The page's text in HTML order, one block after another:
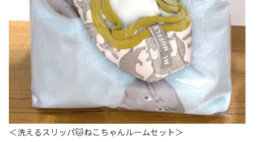
＜洗えるスリッパ🐱ねこちゃんルームセット＞